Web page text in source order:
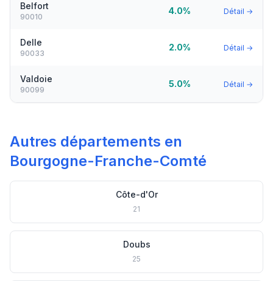
Belfort
90010
4.0% Détail →
Delle
90033
2.0% Détail →
Valdoie
90099
5.0% Détail →
Autres départements en
Bourgogne-Franche-Comté
Côte-d'Or
21
Doubs
25